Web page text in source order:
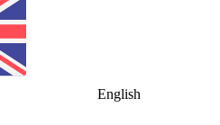
English